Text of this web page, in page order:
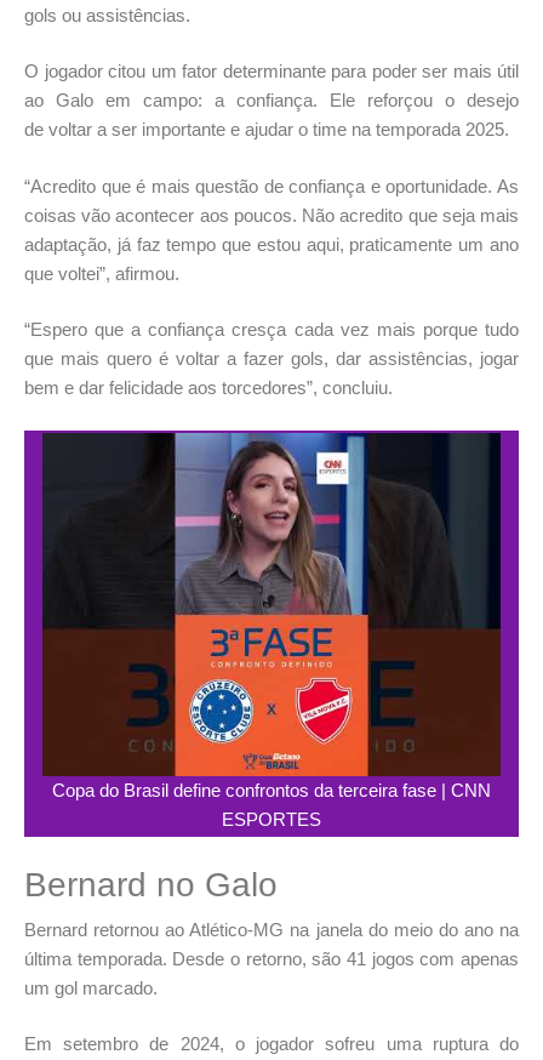
gols ou assistências.
O jogador citou um fator determinante para poder ser mais útil
ao Galo em campo: a confiança. Ele reforçou o desejo
de voltar a ser importante e ajudar o time na temporada 2025.
“Acredito que é mais questão de confiança e oportunidade. As
coisas vão acontecer aos poucos. Não acredito que seja mais
adaptação, já faz tempo que estou aqui, praticamente um ano
que voltei”, afirmou.
“Espero que a confiança cresça cada vez mais porque tudo
que mais quero é voltar a fazer gols, dar assistências, jogar
bem e dar felicidade aos torcedores”, concluiu.
Copa do Brasil define confrontos da terceira fase | CNN
ESPORTES
Bernard no Galo
Bernard retornou ao Atlético-MG na janela do meio do ano na
última temporada. Desde o retorno, são 41 jogos com apenas
um gol marcado.
Em setembro de 2024, o jogador sofreu uma ruptura do